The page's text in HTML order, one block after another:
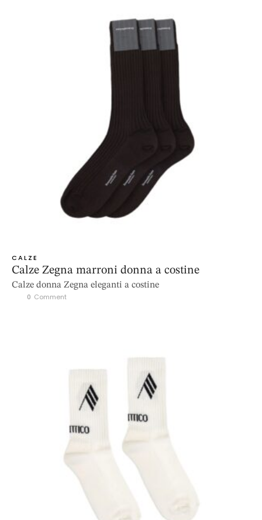
CALZE
Calze Zegna marroni donna a costine
Calze donna Zegna eleganti a costine
0 Comment